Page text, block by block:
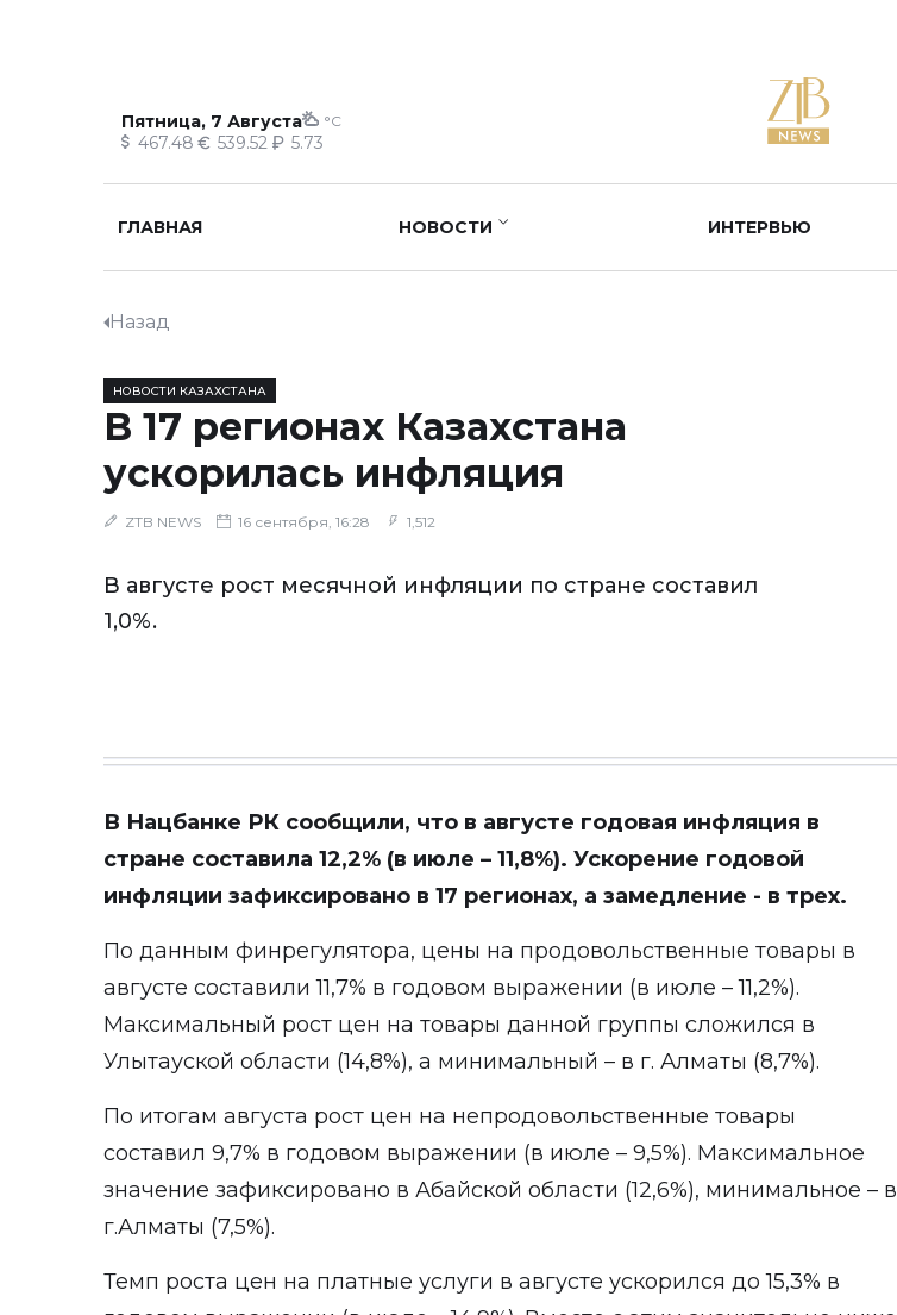
Пятница, 7 Августа °C
467.48 539.52 5.73
ГЛАВНАЯ НОВОСТИ ИНТЕРВЬЮ
Назад
НОВОСТИ КАЗАХСТАНА
В 17 регионах Казахстана
ускорилась инфляция
ZTB NEWS 16 сентября, 16:28 1,512
В августе рост месячной инфляции по стране составил
1,0%.
В Нацбанке РК сообщили, что в августе годовая инфляция в
стране составила 12,2% (в июле – 11,8%). Ускорение годовой
инфляции зафиксировано в 17 регионах, а замедление - в трех.
По данным финрегулятора, цены на продовольственные товары в
августе составили 11,7% в годовом выражении (в июле – 11,2%).
Максимальный рост цен на товары данной группы сложился в
Улытауской области (14,8%), а минимальный – в г. Алматы (8,7%).
По итогам августа рост цен на непродовольственные товары
составил 9,7% в годовом выражении (в июле – 9,5%). Максимальное
значение зафиксировано в Абайской области (12,6%), минимальное – в
г.Алматы (7,5%).
Темп роста цен на платные услуги в августе ускорился до 15,3% в